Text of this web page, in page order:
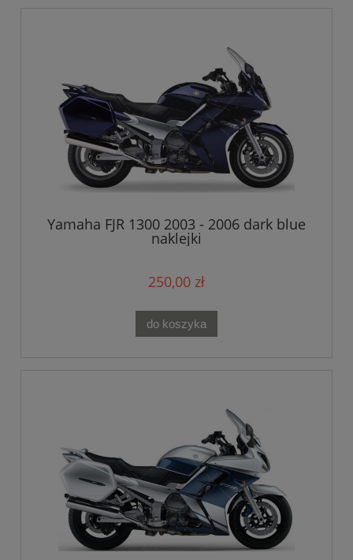
Yamaha FJR 1300 2003 - 2006 dark blue
naklejki
250,00 zł
do koszyka